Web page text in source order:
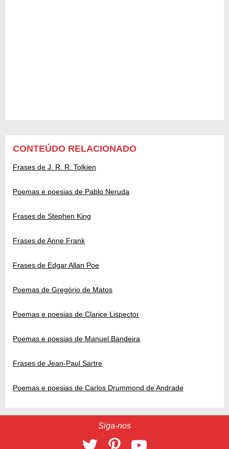
CONTEÚDO RELACIONADO
Frases de J. R. R. Tolkien
Poemas e poesias de Pablo Neruda
Frases de Stephen King
Frases de Anne Frank
Frases de Edgar Allan Poe
Poemas de Gregório de Matos
Poemas e poesias de Clarice Lispector
Poemas e poesias de Manuel Bandeira
Frases de Jean-Paul Sartre
Poemas e poesias de Carlos Drummond de Andrade
Siga-nos